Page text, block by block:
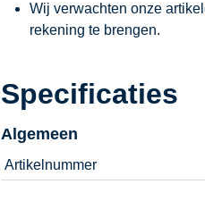
Wij verwachten onze
rekening te brengen.
Specificaties
Algemeen
Artikelnummer